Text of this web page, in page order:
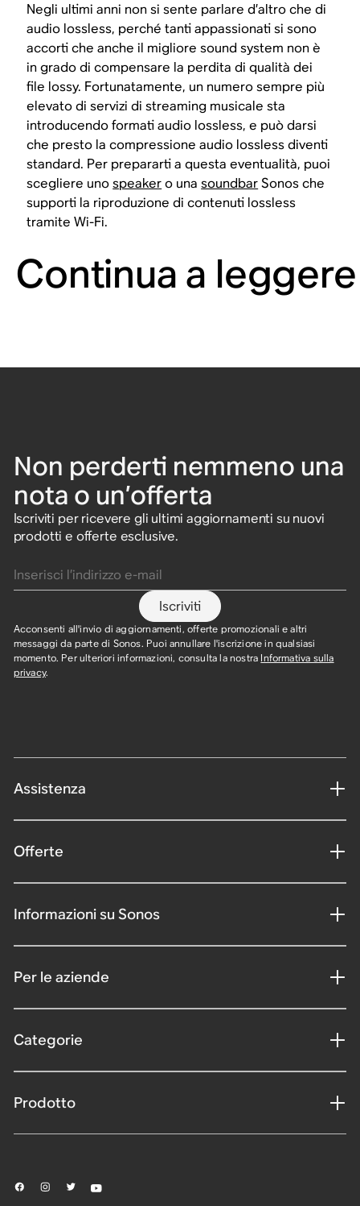
Negli ultimi anni non si sente parlare d’altro che di
audio lossless, perché tanti appassionati si sono
accorti che anche il migliore sound system non è
in grado di compensare la perdita di qualità dei
file lossy. Fortunatamente, un numero sempre più
elevato di servizi di streaming musicale sta
introducendo formati audio lossless, e può darsi
che presto la compressione audio lossless diventi
standard. Per prepararti a questa eventualità, puoi
scegliere unospeakero unasoundbarSonos che
supporti la riproduzione di contenuti lossless
tramite Wi-Fi.
Continua a leggere
Non perderti nemmeno una
nota o un’offerta
Iscriviti per ricevere gli ultimi aggiornamenti su nuovi
prodotti e offerte esclusive.
Iscriviti
Acconsenti all'invio di aggiornamenti, offerte promozionali e altri
messaggi da parte di Sonos. Puoi annullare l'iscrizione in qualsiasi
momento. Per ulteriori informazioni, consulta la nostra Informativa sulla
privacy.
Assistenza
Offerte
Informazioni su Sonos
Per le aziende
Categorie
Prodotto